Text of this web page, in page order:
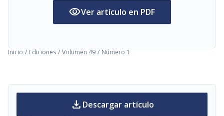
visibilityVer artículo en PDF
Inicio / Ediciones / Volumen 49 / Número 1
download Descargar artículo